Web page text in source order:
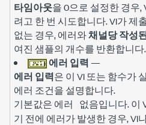
타임아웃을 0으로 설정한 경우,
려고 한 번 시도합니다. VI가 제
없는 경우, 에러와채널당 작성
여진 샘플의 개수를 반환합니다.
에러 입력 —
에러 입력은 이 VI 또는 함수가
에러 조건을 설명합니다.
기본값은 에러 없음입니다. 이
기 전에 에러가 발생한 경우, VI